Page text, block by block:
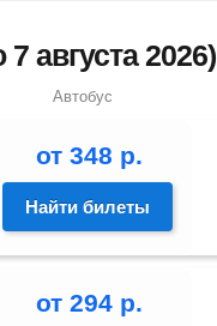
августа 2026)
Автобус
от 348 р.
Найти билеты
от 294 р.